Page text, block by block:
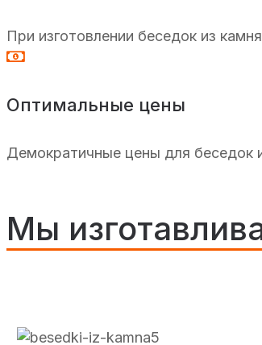
При изготовлении беседок из
Оптимальные цены
Демократичные цены для беседок
Мы